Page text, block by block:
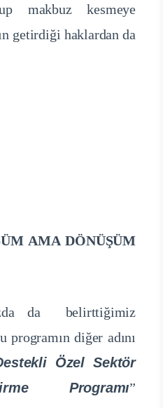
makbuz kesmeye
getirdiği haklardan da
AMA DÖNÜŞÜM
da belirttiğimiz
programın diğer adını
Özel Sektör
Programı”